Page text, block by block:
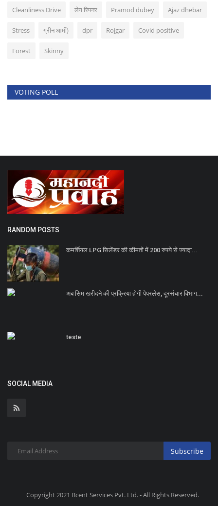
Cleanliness Drive लेग स्पिनर Pramod dubey Ajaz dhebar
Stress ग्रीन आर्मी) dpr Rojgar Covid positive
Forest Skinny
VOTING POLL
RANDOM POSTS
कमर्शियल LPG सिलेंडर की कीमतों में 200 रुपये से ज्यादा...
अब सिम खरीदने की प्रक्रिया होगी पेपरलेस, दूरसंचार विभाग...
teste
SOCIAL MEDIA
Subscribe
Copyright 2021 Bcent Services Pvt. Ltd. - All Rights Reserved.